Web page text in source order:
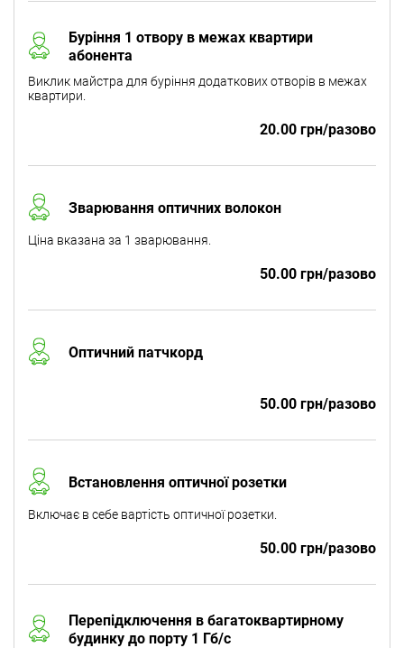
Буріння 1 отвору в межах квартири
абонента
Виклик майстра для буріння додаткових отворів в межах
квартири.
20.00 грн/разово
Зварювання оптичних волокон
Ціна вказана за 1 зварювання.
50.00 грн/разово
Оптичний патчкорд
50.00 грн/разово
Встановлення оптичної розетки
Включає в себе вартість оптичної розетки.
50.00 грн/разово
Перепідключення в багатоквартирному
будинку до порту 1 Гб/с